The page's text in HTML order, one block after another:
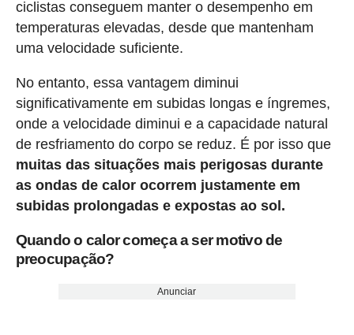
ciclistas conseguem manter o desempenho em
temperaturas elevadas, desde que mantenham
uma velocidade suficiente.
No entanto, essa vantagem diminui
significativamente em subidas longas e íngremes,
onde a velocidade diminui e a capacidade natural
de resfriamento do corpo se reduz. É por isso que
muitas das situações mais perigosas durante
as ondas de calor ocorrem justamente em
subidas prolongadas e expostas ao sol.
Quando o calor começa a ser motivo de
preocupação?
Anunciar